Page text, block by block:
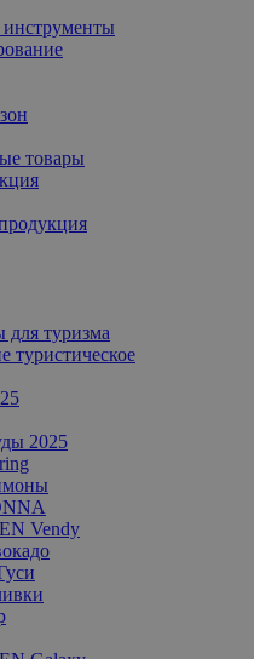
товары
для туризма
туристическое
2025
Vendy